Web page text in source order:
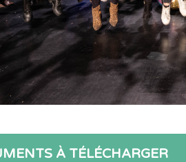
À TÉLÉCHARGER